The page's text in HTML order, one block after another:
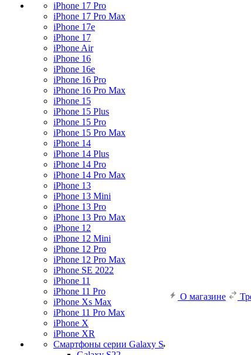
iPhone 17 Pro
iPhone 17 Pro Max
iPhone 17e
iPhone 17
iPhone Air
iPhone 16
iPhone 16e
iPhone 16 Pro
iPhone 16 Pro Max
iPhone 15
iPhone 15 Plus
iPhone 15 Pro
iPhone 15 Pro Max
iPhone 14
iPhone 14 Plus
iPhone 14 Pro
iPhone 14 Pro Max
iPhone 13
iPhone 13 Mini
iPhone 13 Pro
iPhone 13 Pro Max
iPhone 12
iPhone 12 Mini
iPhone 12 Pro
iPhone 12 Pro Max
iPhone SE 2022
iPhone 11
iPhone 11 Pro
iPhone Xs Max
iPhone 11 Pro Max
iPhone X
iPhone XR
Смартфоны серии Galaxy S
О магазине